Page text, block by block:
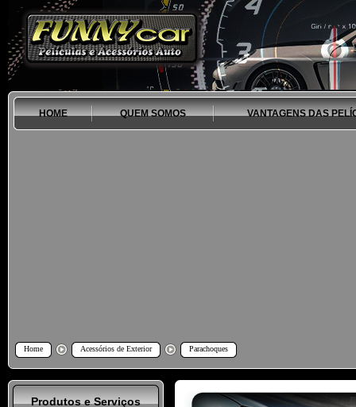
HOME QUEM SOMOS VANTAGENS DAS
Home Acessórios de Exterior Parachoques
Produtos e Serviços